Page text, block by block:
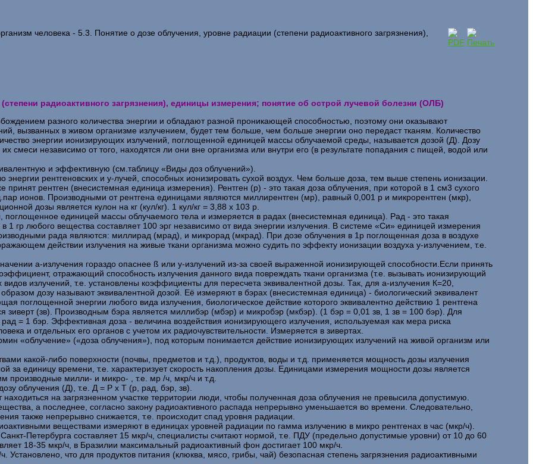
человека - 5.3. Понятие о дозе облучения, уровне радиации (степени радиоактивного загрязнения),
радиоактивного загрязнения), единицы измерения; понятие об острой лучевой болезни (ОЛБ)
разного количества энергии и обладают разной проникающей способностью, поэтому они оказывают
вызванных в живом организме излучением, будет тем больше, чем больше энергии оно передаст тканям. Количество
энергии ионизирующих излучений, поглощенной единицей массы облучаемой среды, называется дозой (Д). Дозу
смеси независимо от того, находятся ли они вне организма или внутри его (в результате попадания с пищей, водой или
и эффективную (см.таблицу «Виды доз облучений»).
энергии рентгеновских и у-лучей, способных ионизировать сухой воздух. Чем больше доза, тем выше степень ионизации.
рентген (внесистемная единица измерения). Рентген (р) - это такая доза облучения, при которой в 1 см3 сухого
ионов. Производными от рентгена единицами являются миллирентген (мр), равный 0,001 р и микрорентген (мкр),
дозы является кулон на кг (кул/кг). 1 кул/кг = 3,88 х 103 р.
поглощенное единицей массы облучаемого тела и измеряется в радах (внесистемная единица). Рад - это такая
1 гр любого вещества составляет 100 эрг независимо от вида энергии излучения. В системе «Си» единицей измерения
рада являются: миллирад (мрад), и микрорад (мкрад). При дозе облучения в 1р поглощенная доза в воздухе
действии излучения на живые ткани организма можно судить по эффекту ионизации воздуха у-излучением, т.е.
a-излучения гораздо опаснее ß или у-излучений из-за своей выраженной ионизирующей способности.Если принять
отражающий способность излучения данного вида повреждать ткани организма (т.е. вызывать ионизирующий
излучений, т.е. установлены коэффициенты для пересчета эквивалентной дозы. Так, для a-излучения К=20,
дозу называют эквивалентной дозой. Её измеряют в бэрах (внесистемная единица) - биологический эквивалент
поглощенной энергии любого вида излучения, биологическое действие которого эквивалентно действию 1 рентгена
(зв). Производным бэра является миллибэр (мбэр) и микробэр (мкбэр). (1 бэр = 0,01 зв, 1 зв = 100 бэр). Для
= 1 бэр. Эффективная доза - величина воздействия ионизирующего излучения, используемая как мера риска
и отдельных его органов с учетом их радиочувствительности. Измеряется в зивертах.
«облучение» («доза облучения»), под которым понимается действие ионизирующих излучений на живой организм или
какой-либо поверхности (почвы, предметов и т.д.), продуктов, воды и т.д. применяется мощность дозы излучения
за единицу времени, т.е. характеризует скорость накопления дозы. Единицами измерения мощности дозы является
производные милли- и микро- , т.е. мр /ч, мкр/ч и т.д.
облучения (Д), т.е. Д = Р х Т (р, рад, бэр, зв).
на загрязненном участке территории люди, чтобы полученная доза облучения не превысила допустимую.
а последнее, согласно закону радиоактивного распада непрерывно уменьшается во времени. Следовательно,
также непрерывно снижается, т.е. происходит спад уровня радиации.
веществами измеряют в единицах уровней радиации по гамма излучению в микро рентгенах в час (мкр/ч).
Петербурга составляет 15 мкр/ч, специалисты считают нормой, т.е. ПДУ (предельно допустимые уровни) от 10 до 60
18-35 мкр/ч, в Бразилии максимальный радиоактивный фон достигает 100 мкр/ч.
Установлено, что для продуктов питания (клюква, мясо, грибы, чай) безопасная степень загрязнения радиоактивными